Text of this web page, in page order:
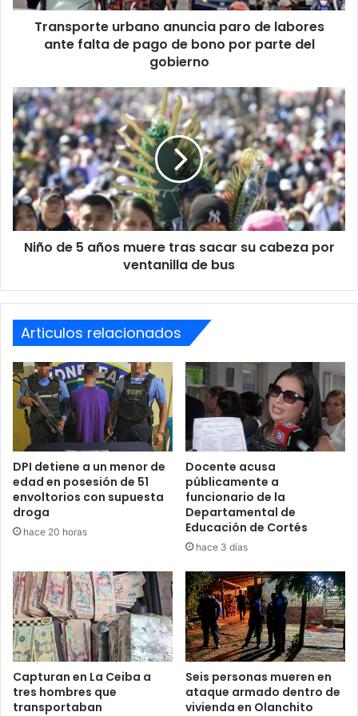
de
pago
parte
del
gobierno
Transporte urbano anuncia paro de labores
ante falta de pago de bono por parte del
gobierno
Niño
de
5
años
muere
tras
sacar
su
cabeza
por
bus
Niño de 5 años muere tras sacar su cabeza por
ventanilla de bus
Articulos relacionados
DPI detiene a un menor de
edad en posesión de 51
envoltorios con supuesta
droga
hace 20 horas
Docente acusa
públicamente a
funcionario de la
Departamental de
Educación de Cortés
hace 3 días
Capturan en La Ceiba a
tres hombres que
transportaban
Seis personas mueren en
ataque armado dentro de
vivienda en Olanchito